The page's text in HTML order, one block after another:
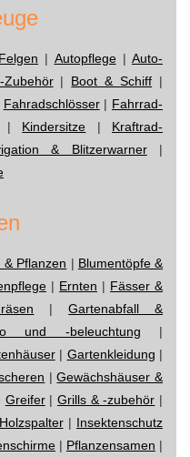
| Autopflege| Auto-
Zubehör| Boot & Schiff |
Fahradschlösser| Fahrrad-
Kindersitze | Kraftrad-
& Blitzerwarner|
& Pflanzen | Blumentöpfe &
| Ernten | Fässer &
|Gartenabfall &
und -beleuchtung |
| Gartenkleidung |
|Gewächshäuser &
Greifer|Grills & -zubehör |
Holzspalter| Insektenschutz
| Pflanzensamen |